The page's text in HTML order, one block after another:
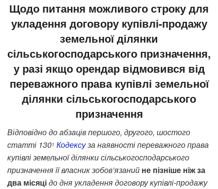
Щодо питання можливого строку для
укладення договору купівлі-продажу
земельної ділянки
сільськогосподарського призначення,
у разі якщо орендар відмовився від
переважного права купівлі земельної
ділянки сільськогосподарського
призначення
Відповідно до абзаців першого, другого, шостого
статті 1301 Кодексуза наявності переважного права
купівлі земельної ділянки сільськогосподарського
призначення її власник зобов’язаний не пізніше ніж за
два місяцідо дня укладення договору купівлі-продажу